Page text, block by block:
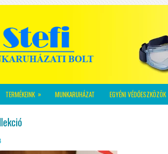
TERMÉKEINK » MUNKARUHÁZAT EGYÉNI VÉDŐESZKÖZÖK